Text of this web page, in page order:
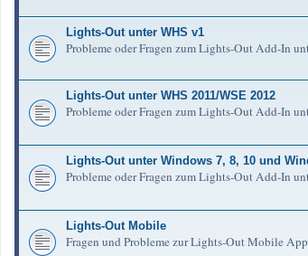
Lights-Out unter WHS v1
Probleme oder Fragen zum Lights-Out Add-In
Lights-Out unter WHS 2011/WSE 2012
Probleme oder Fragen zum Lights-Out Add-In
Lights-Out unter Windows 7, 8, 10 und
Probleme oder Fragen zum Lights-Out Add-In
Lights-Out Mobile
Fragen und Probleme zur Lights-Out Mobile